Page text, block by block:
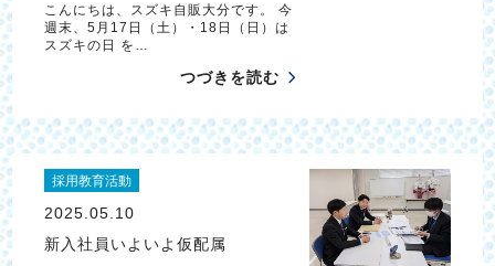
こんにちは、スズキ自販大分です。 今
週末、5月17日（土）・18日（日）は
スズキの日 を…
つづきを読む
採用教育活動
2025.05.10
新入社員いよいよ仮配属